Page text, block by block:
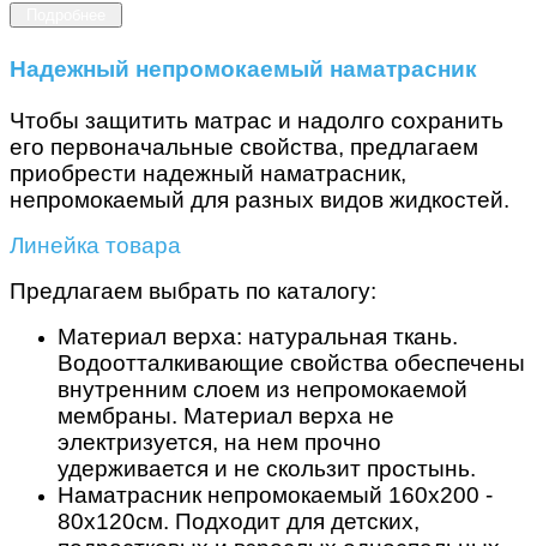
Надежный непромокаемый наматрасник
Чтобы защитить матрас и надолго сохранить
его первоначальные свойства, предлагаем
приобрести надежный наматрасник,
непромокаемый для разных видов жидкостей.
Линейка товара
Предлагаем выбрать по каталогу:
Материал верха: натуральная ткань.
Водоотталкивающие свойства обеспечены
внутренним слоем из непромокаемой
мембраны. Материал верха не
электризуется, на нем прочно
удерживается и не скользит простынь.
Наматрасник непромокаемый 160х200 -
80х120см. Подходит для детских,